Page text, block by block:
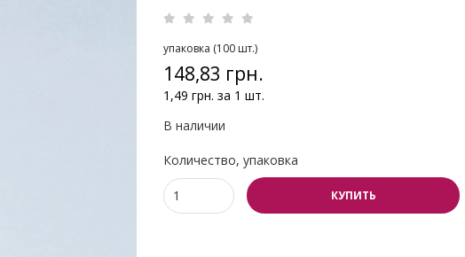
упаковка (100 шт.)
148,83 грн.
1,49 грн. за 1 шт.
В наличии
Количество, упаковка
КУПИТЬ